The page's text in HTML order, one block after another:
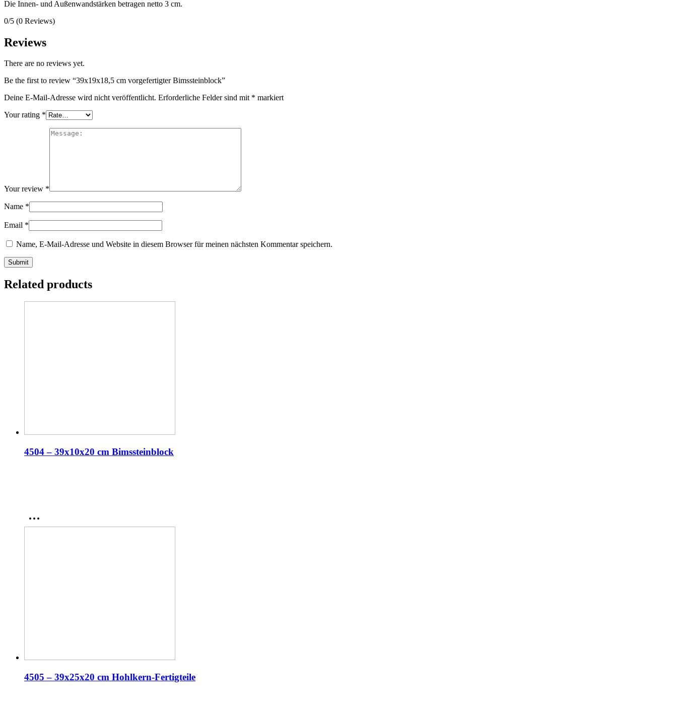
Die Innen- und Außenwandstärken betragen netto 3 cm.
0/5 (0 Reviews)
Reviews
There are no reviews yet.
Be the first to review “39x19x18,5 cm vorgefertigter Bimssteinblock”
Deine E-Mail-Adresse wird nicht veröffentlicht. Erforderliche Felder sind mit * markiert
Your rating *
Your review *
Name *
Email *
Name, E-Mail-Adresse und Website in diesem Browser für meinen nächsten Kommentar speichern.
Related products
4504 – 39x10x20 cm Bimssteinblock
4505 – 39x25x20 cm Hohlkern-Fertigteile